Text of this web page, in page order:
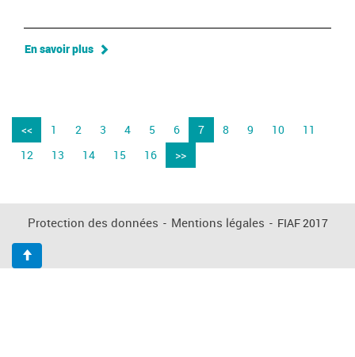
En savoir plus
<< 1 2 3 4 5 6 7 8 9 10
11
12
13 14 15 16 >>
Protection des données - Mentions légales - FIAF 2017